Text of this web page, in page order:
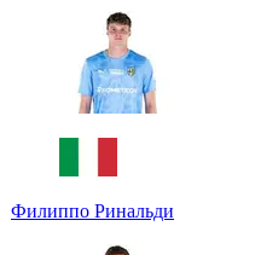
Филиппо Ринальди